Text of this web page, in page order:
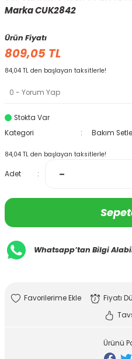
Marka CUK2842
Ürün Fiyatı
809,05 TL
84,04 TL den başlayan taksitlerle!
0 - Yorum Yap
Stokta Var
Kategori
Bakım
84,04 TL den başlayan taksitlerle!
Adet
Whatsapp’tan Bilgi
Fiyatı
Ürünü